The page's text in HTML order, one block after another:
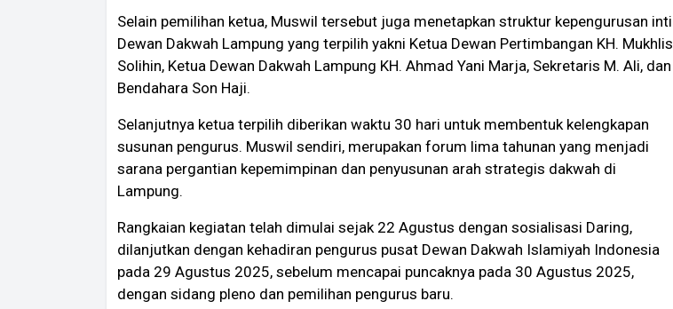
Selain pemilihan ketua, Muswil tersebut juga menetapkan struktur kepengurusan inti
Dewan Dakwah Lampung yang terpilih yakni Ketua Dewan Pertimbangan KH. Mukhlis
Solihin, Ketua Dewan Dakwah Lampung KH. Ahmad Yani Marja, Sekretaris M. Ali, dan
Bendahara Son Haji.
Selanjutnya ketua terpilih diberikan waktu 30 hari untuk membentuk kelengkapan
susunan pengurus. Muswil sendiri, merupakan forum lima tahunan yang menjadi
sarana pergantian kepemimpinan dan penyusunan arah strategis dakwah di
Lampung.
Rangkaian kegiatan telah dimulai sejak 22 Agustus dengan sosialisasi Daring,
dilanjutkan dengan kehadiran pengurus pusat Dewan Dakwah Islamiyah Indonesia
pada 29 Agustus 2025, sebelum mencapai puncaknya pada 30 Agustus 2025,
dengan sidang pleno dan pemilihan pengurus baru.